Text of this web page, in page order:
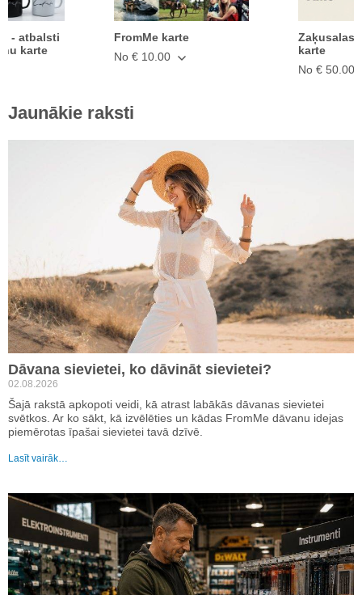
- atbalsti
karte
FromMe karte
No € 10.00
Zaķusalas
karte
No € 50.00
Jaunākie raksti
Dāvana sievietei, ko dāvināt sievietei?
02.08.2026
Šajā rakstā apkopoti veidi, kā atrast labākās dāvanas sievietei
svētkos. Ar ko sākt, kā izvēlēties un kādas FromMe dāvanu idejas
piemērotas īpašai sievietei tavā dzīvē.
Lasīt vairāk…